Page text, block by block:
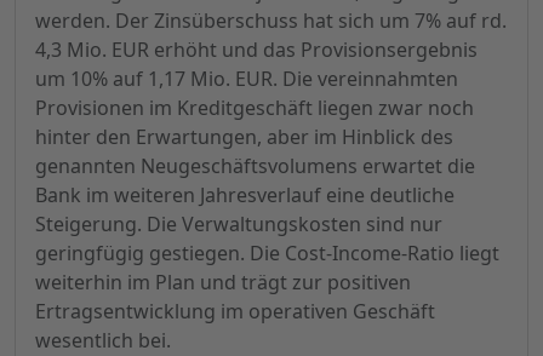
werden. Der Zinsüberschuss hat sich um 7% auf rd.
4,3 Mio. EUR erhöht und das Provisionsergebnis
um 10% auf 1,17 Mio. EUR. Die vereinnahmten
Provisionen im Kreditgeschäft liegen zwar noch
hinter den Erwartungen, aber im Hinblick des
genannten Neugeschäftsvolumens erwartet die
Bank im weiteren Jahresverlauf eine deutliche
Steigerung. Die Verwaltungskosten sind nur
geringfügig gestiegen. Die Cost-Income-Ratio liegt
weiterhin im Plan und trägt zur positiven
Ertragsentwicklung im operativen Geschäft
wesentlich bei.